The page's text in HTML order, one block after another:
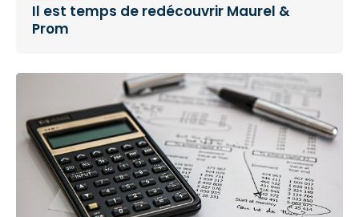
Il est temps de redécouvrir Maurel &
Prom